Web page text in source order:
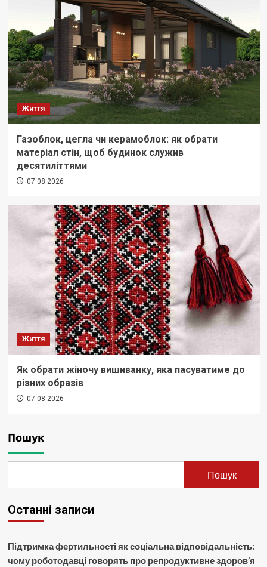
Життя
Газоблок, цегла чи керамоблок: як обрати
матеріал стін, щоб будинок служив
десятиліттями
07.08.2026
Життя
Як обрати жіночу вишиванку, яка пасуватиме до
різних образів
07.08.2026
Пошук
Пошук
Останні записи
Підтримка фертильності як соціальна відповідальність:
чому роботодавці говорять про репродуктивне здоров’я